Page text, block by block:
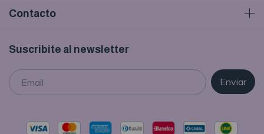
Contacto
Suscribite al newsletter